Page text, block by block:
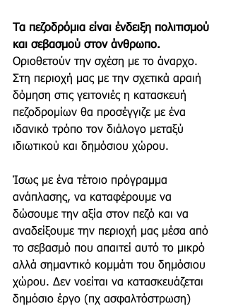
Τα πεζοδρόμια είναι ένδειξη πολιτισμού
και σεβασμού στον άνθρωπο.
Οριοθετούν την σχέση με το άναρχο.
Στη περιοχή μας με την σχετικά αραιή
δόμηση στις γειτονιές η κατασκευή
πεζοδρομίων θα προσέγγιζε με ένα
ιδανικό τρόπο τον διάλογο μεταξύ
ιδιωτικού και δημόσιου χώρου.
Ίσως με ένα τέτοιο πρόγραμμα
ανάπλασης, να καταφέρουμε να
δώσουμε την αξία στον πεζό και να
αναδείξουμε την περιοχή μας μέσα από
το σεβασμό που απαιτεί αυτό το μικρό
αλλά σημαντικό κομμάτι του δημόσιου
χώρου. Δεν νοείται να κατασκευάζεται
δημόσιο έργο (πχ ασφαλτόστρωση)